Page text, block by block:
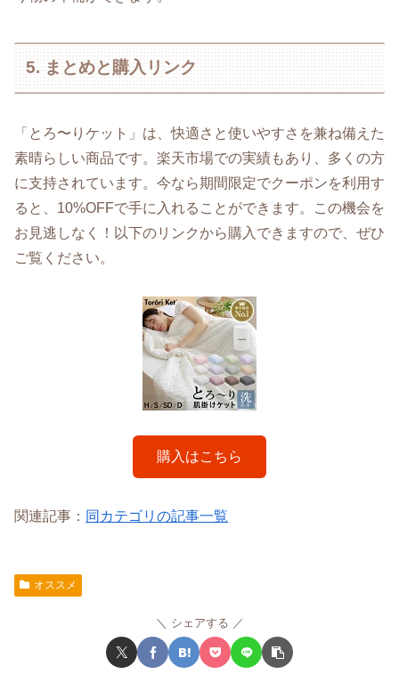
5. まとめと購入リンク
「とろ〜りケット」は、快適さと使いやすさを兼ね備えた
素晴らしい商品です。楽天市場での実績もあり、多くの方
に支持されています。今なら期間限定でクーポンを利用す
ると、10%OFFで手に入れることができます。この機会を
お見逃しなく！以下のリンクから購入できますので、ぜひ
ご覧ください。
購入はこちら
関連記事： 同カテゴリの記事一覧
オススメ
シェアする